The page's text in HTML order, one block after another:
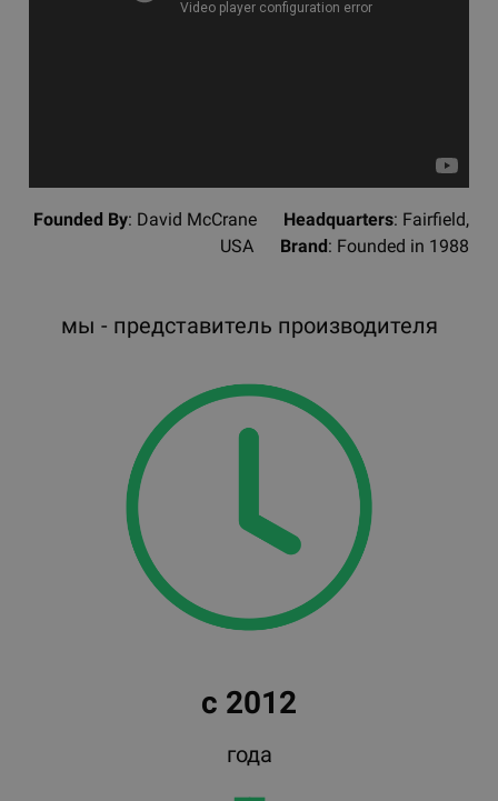
Founded By: David McCrane Headquarters: Fairfield,
USA Brand: Founded in 1988
мы - представитель производителя
с 2012
года